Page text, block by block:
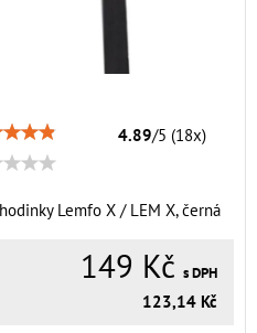
4.89/5 (18x)
Lemfo X / LEM X, černá
149 Kč s DPH
123,14 Kč